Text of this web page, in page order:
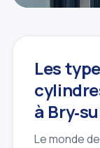
Les
à
Le monde